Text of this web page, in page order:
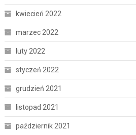
kwiecień 2022
marzec 2022
luty 2022
styczeń 2022
grudzień 2021
listopad 2021
październik 2021